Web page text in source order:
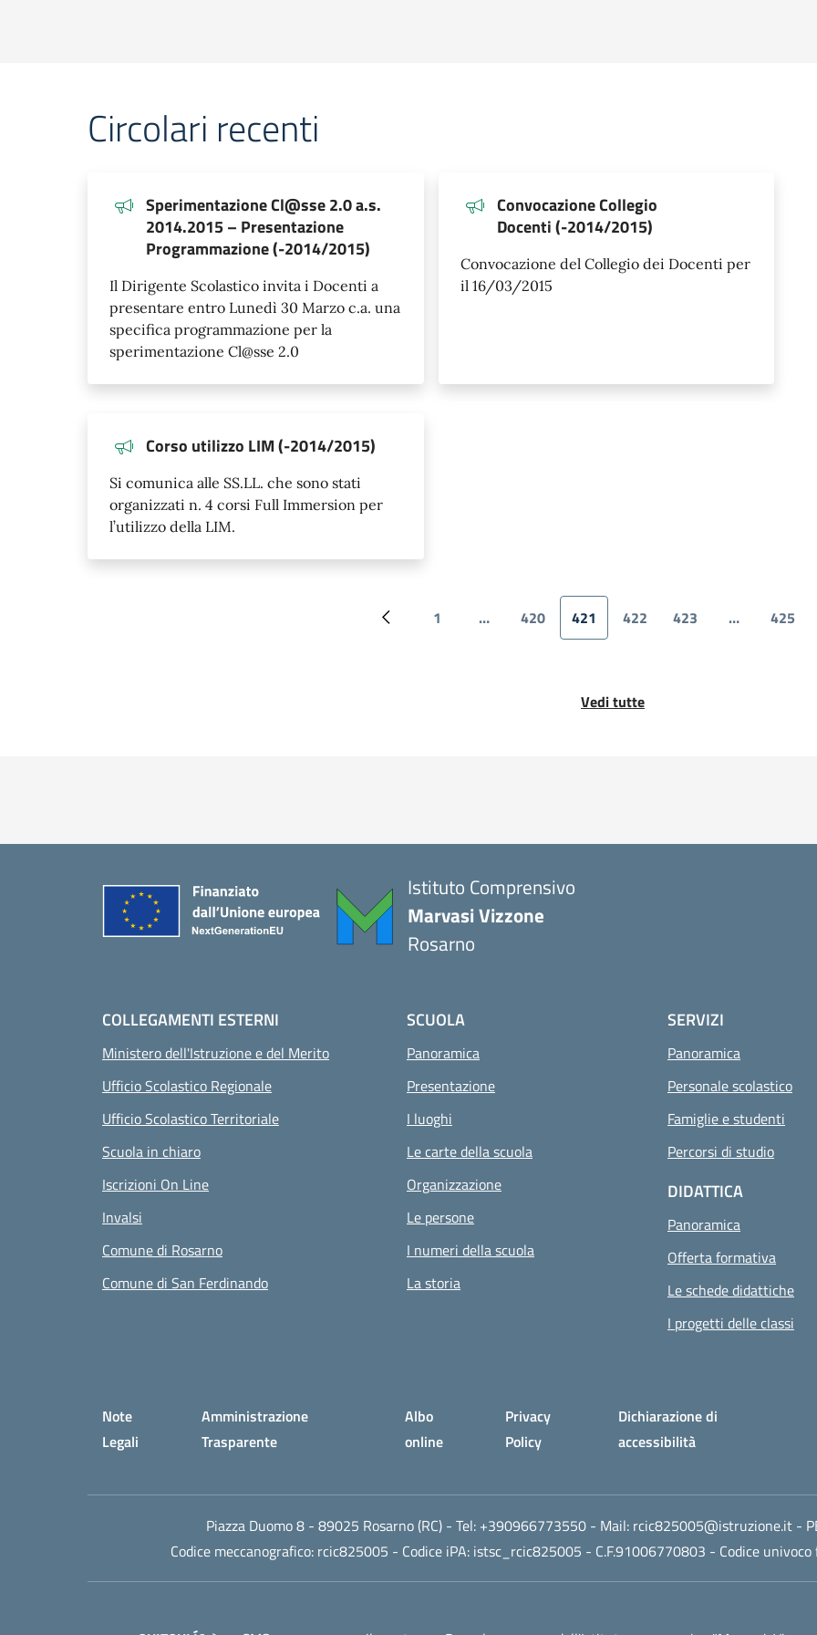
Circolari recenti
Sperimentazione Cl@sse 2.0 a.s.
2014.2015 – Presentazione
Programmazione (-2014/2015)
Il Dirigente Scolastico invita i Docenti a
presentare entro Lunedì 30 Marzo c.a. una
specifica programmazione per la
sperimentazione Cl@sse 2.0
Convocazione Collegio
Docenti (-2014/2015)
Convocazione del Collegio dei Docenti per
il 16/03/2015
Corso utilizzo LIM (-2014/2015)
Si comunica alle SS.LL. che sono stati
organizzati n. 4 corsi Full Immersion per
l’utilizzo della LIM.
Paginazione
Pagina precedente
Prima pagina
1 …
Pagina
420
Pagina attuale
421
Pagina
422
Pagina
423 … 425
Vedi tutte
Istituto Comprensivo
Marvasi Vizzone
Rosarno
COLLEGAMENTI ESTERNI
Ministero dell'Istruzione e del Merito
Ufficio Scolastico Regionale
Ufficio Scolastico Territoriale
Scuola in chiaro
Iscrizioni On Line
Invalsi
Comune di Rosarno
Comune di San Ferdinando
SCUOLA
Panoramica
Presentazione
I luoghi
Le carte della scuola
Organizzazione
Le persone
I numeri della scuola
La storia
SERVIZI
Panoramica
Personale scolastico
Famiglie e studenti
Percorsi di studio
DIDATTICA
Panoramica
Offerta formativa
Le schede didattiche
I progetti delle classi
Small prints
Note
Legali
Amministrazione
Trasparente
Albo
online
Privacy
Policy
Dichiarazione di
accessibilità
Piazza Duomo 8 - 89025 Rosarno (RC)- Tel: +390966773550- Mail: rcic825005@istruzione.it-
Codice meccanografico: rcic825005 - Codice iPA: istsc_rcic825005 - C.F.91006770803 - Codice